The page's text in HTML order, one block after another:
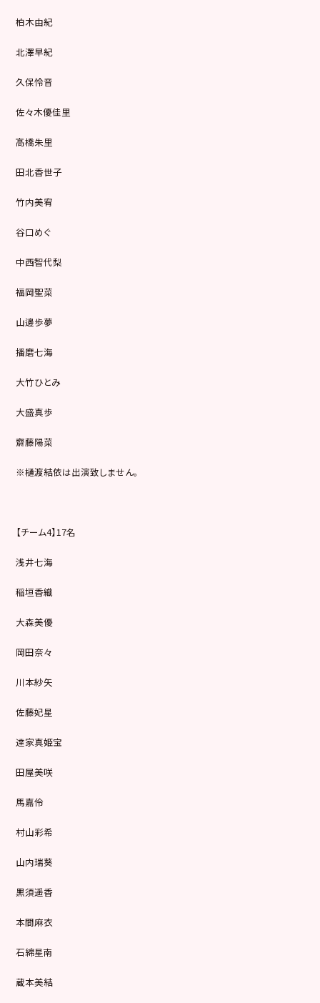
柏木由紀
北澤早紀
久保怜音
佐々木優佳里
高橋朱里
田北香世子
竹内美宥
谷口めぐ
中西智代梨
福岡聖菜
山邊歩夢
播磨七海
大竹ひとみ
大盛真歩
齋藤陽菜
※樋渡結依は出演致しません。
【チーム4】17名
浅井七海
稲垣香織
大森美優
岡田奈々
川本紗矢
佐藤妃星
達家真姫宝
田屋美咲
馬嘉伶
村山彩希
山内瑞葵
黒須遥香
本間麻衣
石綿星南
蔵本美結